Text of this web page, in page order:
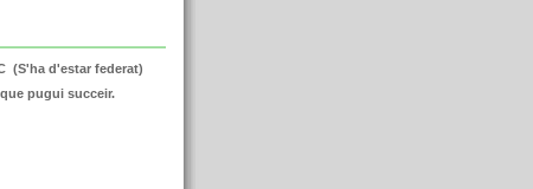
(S'ha d'estar federat)
pugui succeir.